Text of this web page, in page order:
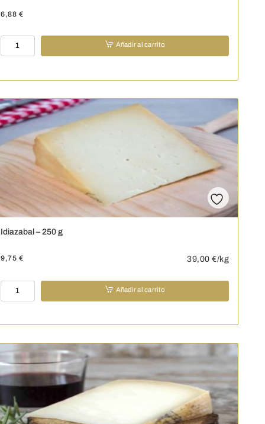
6,88 €
Semi
Cuña
250
g
cantidad
Añadir al carrito
Idiazabal – 250 g
9,75 € 39,00 €/kg
Idiazabal
-
g
Añadir al carrito